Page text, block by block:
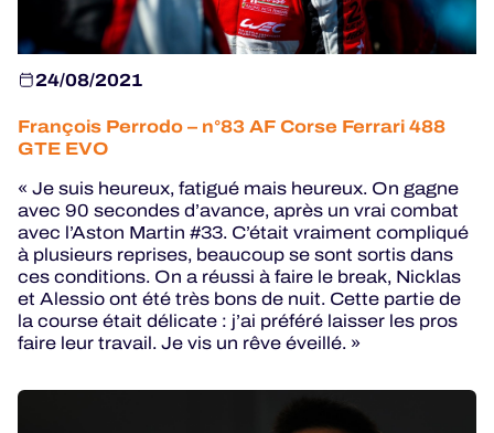
24H LEMANS
FIAWEC
ALMS
24/08/2021
François Perrodo – n°83 AF Corse Ferrari 488
GTE EVO
« Je suis heureux, fatigué mais heureux. On gagne
avec 90 secondes d’avance, après un vrai combat
avec l’Aston Martin #33. C’était vraiment compliqué
à plusieurs reprises, beaucoup se sont sortis dans
ces conditions. On a réussi à faire le break, Nicklas
et Alessio ont été très bons de nuit. Cette partie de
la course était délicate : j’ai préféré laisser les pros
faire leur travail. Je vis un rêve éveillé. »